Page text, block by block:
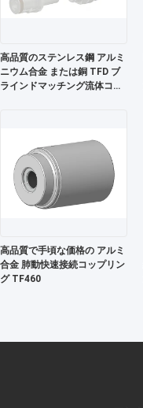
高品質のステンレス鋼 アルミ
ニウム合金 または銅 TFD ブ
ラインドマッチング流体コネ
高品質で手頃な価格の アルミ
合金 肺動快速接続コップリン
グ TF460